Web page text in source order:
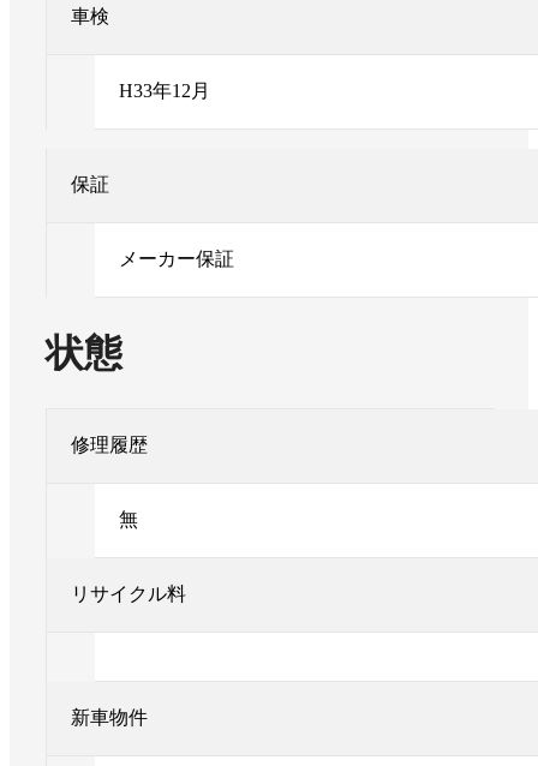
車検
H33年12月
保証
メーカー保証
状態
修理履歴
無
リサイクル料
新車物件